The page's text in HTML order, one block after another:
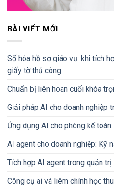
BÀI VIẾT MỚI
Số hóa hồ sơ giáo vụ: khi tích
giấy tờ thủ công
Chuẩn bị liên hoan cuối khóa
Giải pháp AI cho doanh nghiệp
Ứng dụng AI cho phòng kế
AI agent cho doanh nghiệp: Kỹ
Tích hợp AI agent trong quản
Công cụ ai và liêm chính học